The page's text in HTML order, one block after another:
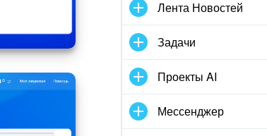
Лента Новостей
Задачи
Проекты AI
Мессенджер